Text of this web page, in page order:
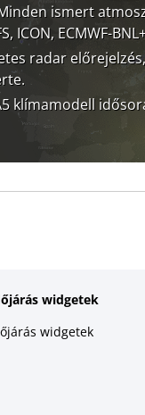
ismert
ICON, ECMWF-
radar
klímamodell
widgetek
widgetek